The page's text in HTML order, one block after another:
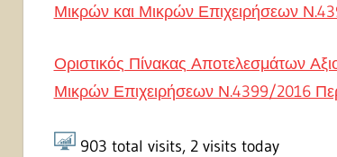
Μικρών και Μικρών Επιχειρήσεων
Οριστικός Πίνακας Αποτελεσμάτων
Μικρών Επιχειρήσεων Ν.4399/2016
903 total visits, 2 visits today